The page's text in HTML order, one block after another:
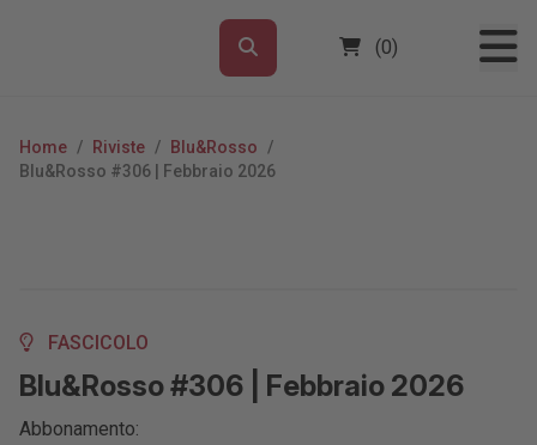
(0)
Home / Riviste / Blu&Rosso
/
Blu&Rosso #306 | Febbraio 2026
FASCICOLO
Blu&Rosso #306 | Febbraio 2026
Abbonamento: